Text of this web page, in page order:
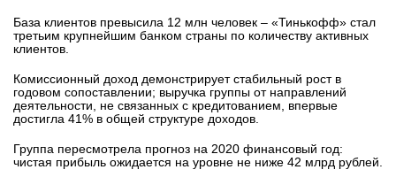
вконтакте
телеграм
Стать автором
База клиентов превысила 12 млн человек – «Тинькофф» стал
третьим крупнейшим банком страны по количеству активных
клиентов.
Комиссионный доход демонстрирует стабильный рост в
годовом сопоставлении; выручка группы от направлений
деятельности, не связанных с кредитованием, впервые
достигла 41% в общей структуре доходов.
Группа пересмотрела прогноз на 2020 финансовый год:
чистая прибыль ожидается на уровне не ниже 42 млрд рублей.